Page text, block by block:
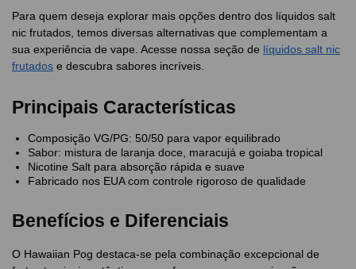
Para quem deseja explorar mais opções dentro dos líquidos salt
nic frutados, temos diversas alternativas que complementam a
sua experiência de vape. Acesse nossa seção de líquidos salt nic
frutados e descubra sabores incríveis.
Principais Características
Composição VG/PG: 50/50 para vapor equilibrado
Sabor: mistura de laranja doce, maracujá e goiaba tropical
Nicotine Salt para absorção rápida e suave
Fabricado nos EUA com controle rigoroso de qualidade
Benefícios e Diferenciais
O Hawaiian Pog destaca-se pela combinação excepcional de